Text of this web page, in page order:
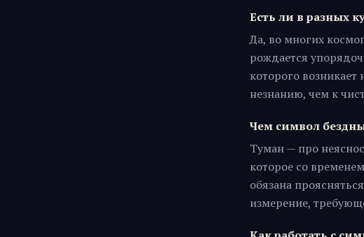
Есть ли в разных
Да, во многих
рождается
которого
незнанию, чем к
Чем символ
Туман — про
которое со
обязана
измерение,